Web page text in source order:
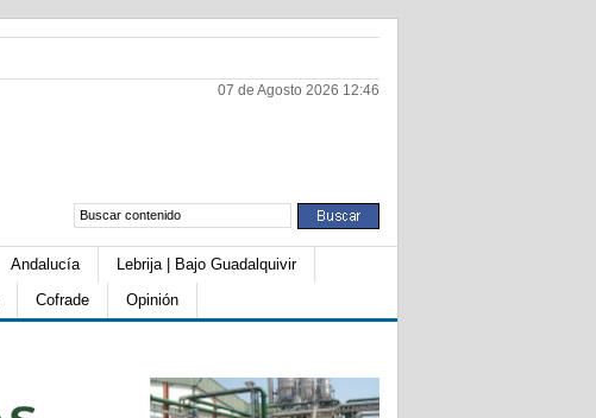
07 de Agosto 2026 12:46
Andalucía
Lebrija | Bajo Guadalquivir
Cofrade Opinión